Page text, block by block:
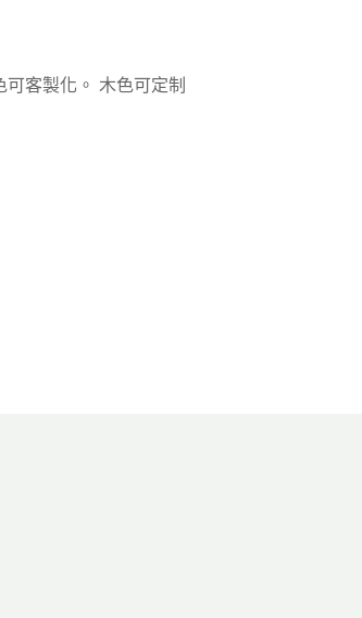
客製化。 木色可定制